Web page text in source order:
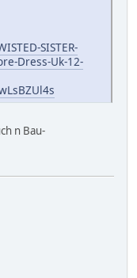
SISTER-
Dress-Uk-12-
n Bau-